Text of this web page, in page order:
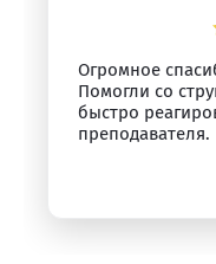
Огромное
Помогли со
быстро
преподавателя.